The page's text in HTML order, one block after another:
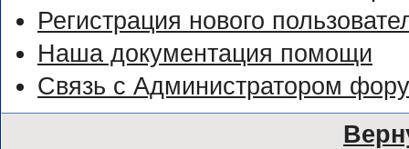
Регистрация нового
Наша документация помощи
Связь с Администратором